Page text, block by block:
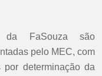
da FaSouza são
pelo MEC, com
determinação da